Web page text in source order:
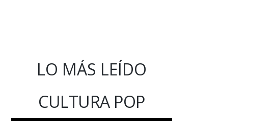
LO MÁS LEÍDO
CULTURA POP